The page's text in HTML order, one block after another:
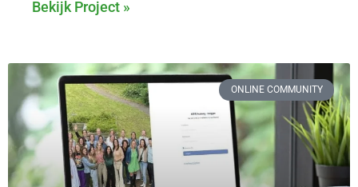
Bekijk Project »
ONLINE COMMUNITY